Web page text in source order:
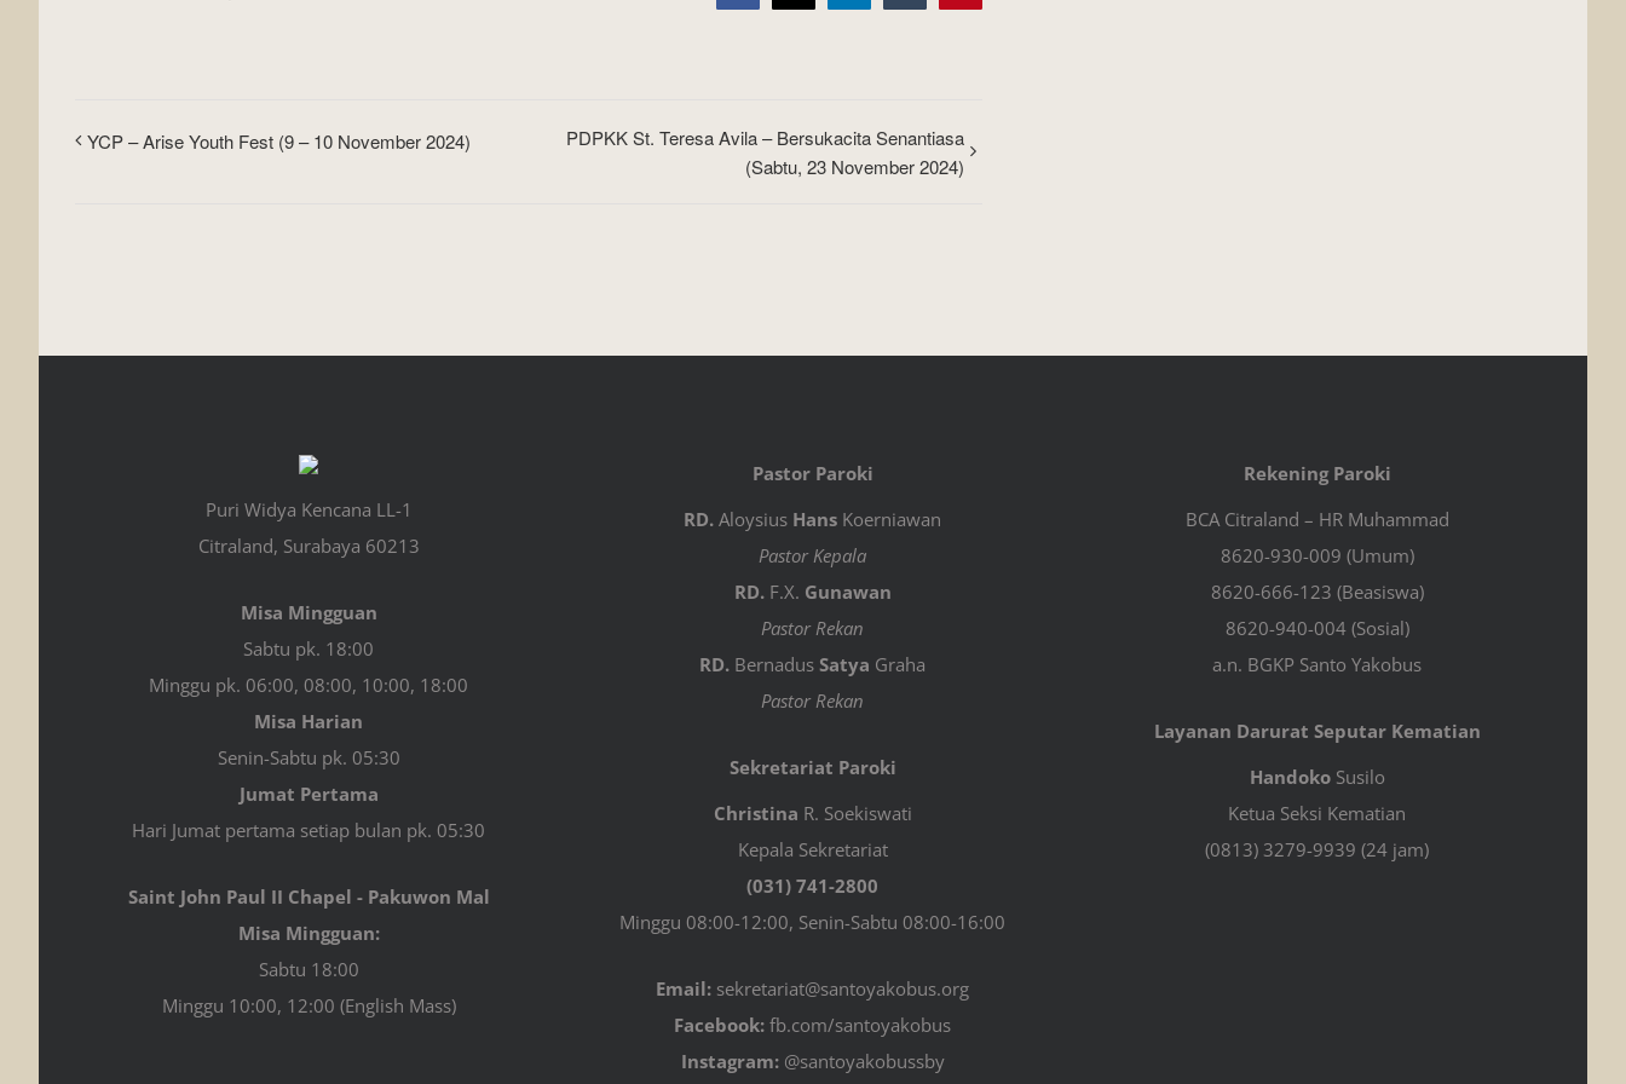
YCP – Arise Youth Fest (9 – 10 November 2024)
PDPKK St. Teresa Avila – Bersukacita Senantiasa
(Sabtu, 23 November 2024)
Puri Widya Kencana LL-1
Citraland, Surabaya 60213
Misa Mingguan
Sabtu pk. 18:00
Minggu pk. 06:00, 08:00, 10:00, 18:00
Misa Harian
Senin-Sabtu pk. 05:30
Jumat Pertama
Hari Jumat pertama setiap bulan pk. 05:30
Saint John Paul II Chapel - Pakuwon Mal
Misa Mingguan:
Sabtu 18:00
Minggu 10:00, 12:00 (English Mass)
Pastor Paroki
RD. Aloysius Hans Koerniawan
Pastor Kepala
RD.F.X. Gunawan
Pastor Rekan
RD. BernadusSatya Graha
Pastor Rekan
Sekretariat Paroki
Christina R. Soekiswati
Kepala Sekretariat
(031) 741-2800
Minggu 08:00-12:00, Senin-Sabtu 08:00-16:00
Email: sekretariat@santoyakobus.org
Facebook: fb.com/santoyakobus
Instagram:@santoyakobussby
Rekening Paroki
BCA Citraland – HR Muhammad
8620-930-009 (Umum)
8620-666-123 (Beasiswa)
8620-940-004 (Sosial)
a.n. BGKP Santo Yakobus
Layanan Darurat Seputar Kematian
HandokoSusilo
Ketua Seksi Kematian
(0813) 3279-9939 (24 jam)